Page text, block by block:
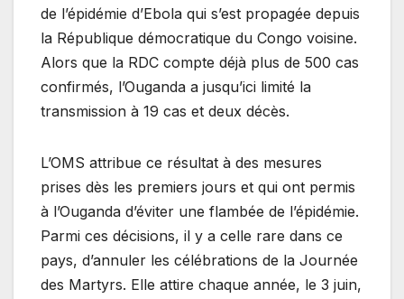
de l’épidémie d’Ebola qui s’est propagée depuis
la République démocratique du Congo voisine.
Alors que la RDC compte déjà plus de 500 cas
confirmés, l’Ouganda a jusqu’ici limité la
transmission à 19 cas et deux décès.
L’OMS attribue ce résultat à des mesures
prises dès les premiers jours et qui ont permis
à l’Ouganda d’éviter une flambée de l’épidémie.
Parmi ces décisions, il y a celle rare dans ce
pays, d’annuler les célébrations de la Journée
des Martyrs. Elle attire chaque année, le 3 juin,